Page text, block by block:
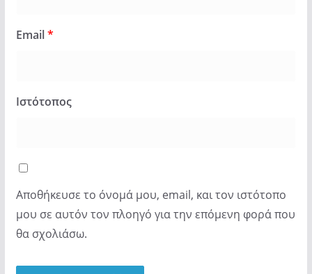
Email*
Ιστότοπος
Αποθήκευσε το όνομά μου, email, και τον ιστότοπο
μου σε αυτόν τον πλοηγό για την επόμενη φορά που
θα σχολιάσω.